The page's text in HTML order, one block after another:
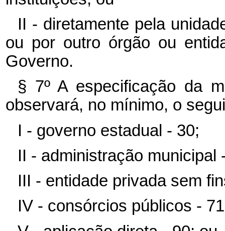
II - diretamente pela
ou por outro órgão ou
Governo.
§ 7º A especificação da
observará, no mínimo, o
I - governo estadual - 30;
II - administração municipal
III - entidade privada sem
IV - consórcios públicos -